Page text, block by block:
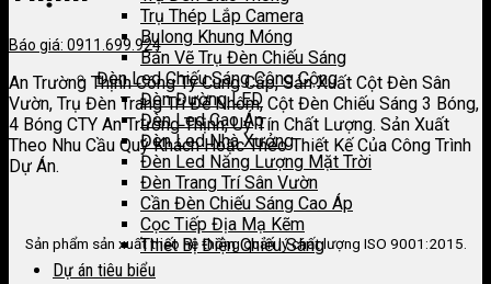
Trụ Thép Lắp Camera
Bulong Khung Móng
Bản Vẽ Trụ Đèn Chiếu Sáng
Đèn Led Chiếu Sáng Công Cộng
Đèn Đường LED
Đèn Led Cao Áp
Đèn Led Nhà Xưởng
Đèn Led Năng Lượng Mặt Trời
Đèn Trang Trí Sân Vườn
Cần Đèn Chiếu Sáng Cao Áp
Cọc Tiếp Địa Mạ Kẽm
Thiết Bị Điện Chiếu Sáng
Dự án tiêu biểu
Báo giá: 0911.699.924
An Trường Thịnh Công Ty Cung Cấp, Sản Xuất Cột Đèn Sân
Vườn, Trụ Đèn Trang Trí Đế Nhôm, Cột Đèn Chiếu Sáng 3 Bóng,
4 Bóng CTY An Trường Thịnh, Uy Tín Chất Lượng. Sản Xuất
Theo Nhu Cầu Quý Khách Hoặc Theo Thiết Kế Của Công Trình
Dự Án.
Sản phẩm sản xuất theo hệ thống quản lý chất lượng ISO 9001:2015.